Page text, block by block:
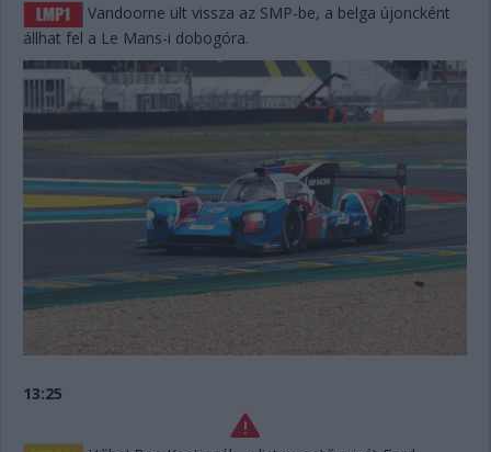
Vandoorne ült vissza az SMP-be, a belga újoncként
állhat fel a Le Mans-i dobogóra.
13:25